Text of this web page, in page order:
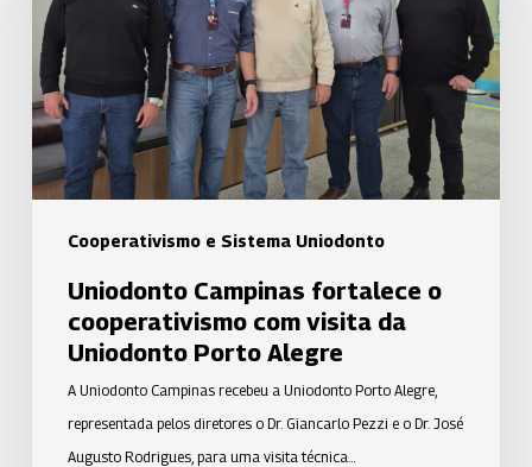
Cooperativismo e Sistema Uniodonto
cooperativismo
com
visita
da
Uniodonto
Porto
Alegre
Uniodonto Campinas fortalece o
cooperativismo com visita da
Uniodonto Porto Alegre
A Uniodonto Campinas recebeu a Uniodonto Porto Alegre,
representada pelos diretores o Dr. Giancarlo Pezzi e o Dr. José
Augusto Rodrigues, para uma visita técnica…